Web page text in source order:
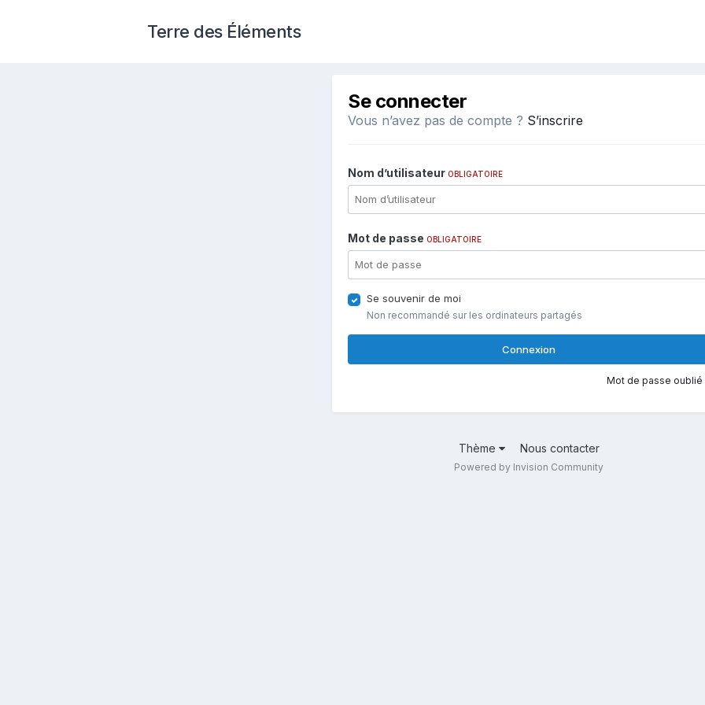
Terre des Éléments
Se connecter
Vous n’avez pas de compte ? S’inscrire
Nom d’utilisateur OBLIGATOIRE
Mot de passe OBLIGATOIRE
Se souvenir de moi
Non recommandé sur les ordinateurs partagés
Connexion
Mot de passe oublié
Thème Nous contacter
Powered by Invision Community